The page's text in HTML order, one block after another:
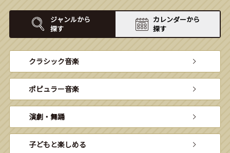
ジャンルから
探す
カレンダーから
探す
クラシック音楽
ポピュラー音楽
演劇・舞踊
子どもと楽しめる